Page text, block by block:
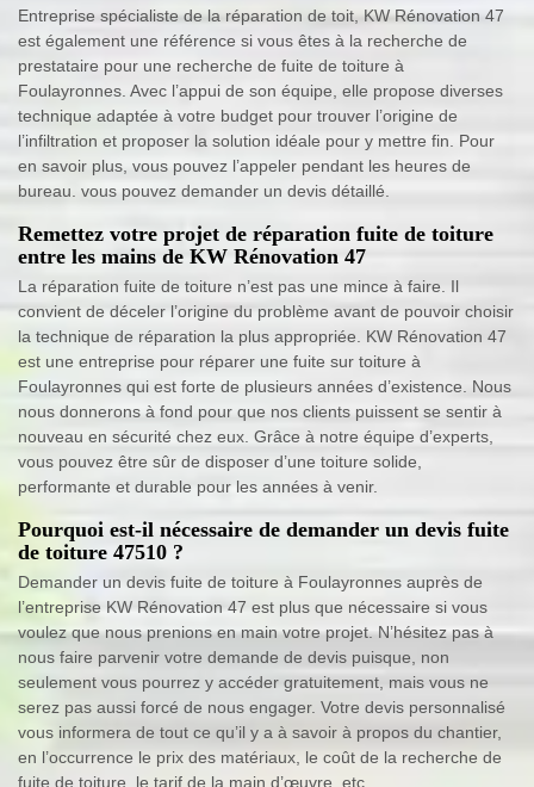
Entreprise spécialiste de la réparation de toit, KW Rénovation 47
est également une référence si vous êtes à la recherche de
prestataire pour une recherche de fuite de toiture à
Foulayronnes. Avec l’appui de son équipe, elle propose diverses
technique adaptée à votre budget pour trouver l’origine de
l’infiltration et proposer la solution idéale pour y mettre fin. Pour
en savoir plus, vous pouvez l’appeler pendant les heures de
bureau. vous pouvez demander un devis détaillé.
Remettez votre projet de réparation fuite de toiture
entre les mains de KW Rénovation 47
La réparation fuite de toiture n’est pas une mince à faire. Il
convient de déceler l’origine du problème avant de pouvoir choisir
la technique de réparation la plus appropriée. KW Rénovation 47
est une entreprise pour réparer une fuite sur toiture à
Foulayronnes qui est forte de plusieurs années d’existence. Nous
nous donnerons à fond pour que nos clients puissent se sentir à
nouveau en sécurité chez eux. Grâce à notre équipe d’experts,
vous pouvez être sûr de disposer d’une toiture solide,
performante et durable pour les années à venir.
Pourquoi est-il nécessaire de demander un devis fuite
de toiture 47510 ?
Demander un devis fuite de toiture à Foulayronnes auprès de
l’entreprise KW Rénovation 47 est plus que nécessaire si vous
voulez que nous prenions en main votre projet. N’hésitez pas à
nous faire parvenir votre demande de devis puisque, non
seulement vous pourrez y accéder gratuitement, mais vous ne
serez pas aussi forcé de nous engager. Votre devis personnalisé
vous informera de tout ce qu’il y a à savoir à propos du chantier,
en l’occurrence le prix des matériaux, le coût de la recherche de
fuite de toiture, le tarif de la main d’œuvre, etc.